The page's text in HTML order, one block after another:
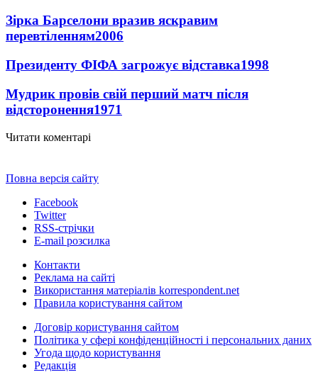
Зірка Барселони вразив яскравим
перевтіленням2006
Президенту ФІФА загрожує відставка1998
Мудрик провів свій перший матч після
відсторонення1971
Читати коментарі
Повна версія сайту
Facebook
Twitter
RSS-стрічки
E-mail розсилка
Контакти
Реклама на сайті
Використання матеріалів korrespondent.net
Правила користування сайтом
Договір користування сайтом
Політика у сфері конфіденційності і персональних даних
Угода щодо користування
Редакція